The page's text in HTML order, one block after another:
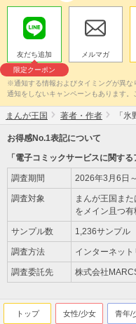
友だち追加
限定クーポン
メルマガ
※通知する情報およびタイミングが異
通知をしないキャンペーンもあります。
まんが王国 著者・作者 「
お得感No.1表記について
「電子コミックサービスに関する
調査期間 2026年3月6日
調査対象
まんが王国ま
をメイン且つ
サンプル数 1,236サンプル
調査方法 インターネット
調査委託先 株式会社
トップ 女性/少女 青年/